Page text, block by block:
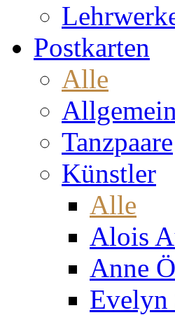
Postkarten
Alle
Tanzpaare
Künstler
Alle
Alois
Anne
Evelyn